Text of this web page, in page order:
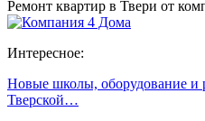
Ремонт квартир в Твери от
Интересное:
Новые школы, оборудование и
Тверской…